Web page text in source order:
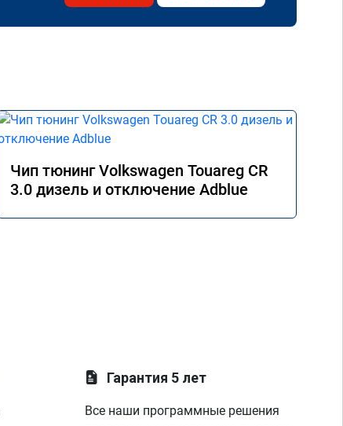
Чип тюнинг Volkswagen Touareg CR
3.0 дизель и отключение Adblue
Гарантия 5 лет
Все наши программные решения